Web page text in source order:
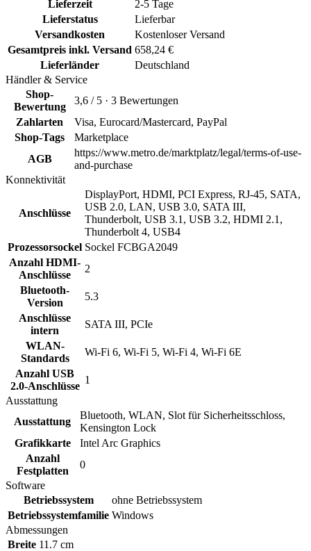
Lieferzeit
2-5 Tage
Lieferstatus
Lieferbar
Versandkosten
Kostenloser Versand
Gesamtpreis inkl. Versand 658,24 €
Lieferländer
Deutschland
Händler & Service
Shop-
Bewertung
3,6 / 5 · 3 Bewertungen
Zahlarten
Visa, Eurocard/Mastercard, PayPal
Shop-Tags
Marketplace
AGB
https://www.metro.de/marktplatz/legal/terms-of-use-
and-purchase
Konnektivität
Anschlüsse
DisplayPort, HDMI, PCI Express, RJ-45, SATA,
USB 2.0, LAN, USB 3.0, SATA III,
Thunderbolt, USB 3.1, USB 3.2, HDMI 2.1,
Thunderbolt 4, USB4
Prozessorsockel Sockel FCBGA2049
Anzahl HDMI-
Anschlüsse
2
Bluetooth-
Version
5.3
Anschlüsse
intern
SATA III, PCIe
WLAN-
Standards
Wi-Fi 6, Wi-Fi 5, Wi-Fi 4, Wi-Fi 6E
Anzahl USB
2.0-Anschlüsse
1
Ausstattung
Ausstattung
Bluetooth, WLAN, Slot für Sicherheitsschloss,
Kensington Lock
Grafikkarte
Intel Arc Graphics
Anzahl
Festplatten
0
Software
Betriebssystem
ohne Betriebssystem
Betriebssystemfamilie Windows
Abmessungen
Breite 11.7 cm